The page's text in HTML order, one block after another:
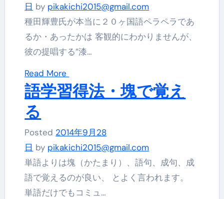
日 by pikakichi2015@gmail.com
種田輝豊氏が本当に２０ヶ国語ペラペラであ
るか・あったかは 客観的にわかりませんが、
彼の提唱する”漆…
Read More
語学習得法・塊で覚え
る
Posted 2014年9月28
日 by pikakichi2015@gmail.com
単語よりは塊（かたまり）、語句、成句、成
語で覚えるのが良い、 とよく言われます。
単語だけでもコミュ…